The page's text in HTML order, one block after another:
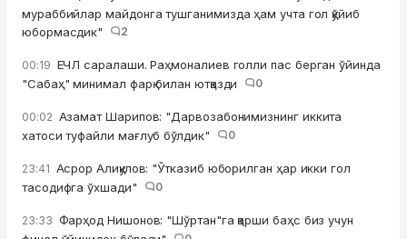
мураббийлар майдонга тушганимизда ҳам учта гол қўйиб
юбормасдик"
2
00:19 ЕЧЛ саралаши. Раҳмоналиев голли пас берган ўйинда
"Сабаҳ" минимал фарқ билан ютқазди
0
00:02 Азамат Шарипов: "Дарвозабонимизнинг иккита
хатоси туфайли мағлуб бўлдик"
0
23:41 Асрор Алиқулов: "Ўтказиб юборилган ҳар икки гол
тасодифга ўхшади"
0
23:33 Фарҳод Нишонов: "Шўртан"га қарши баҳс биз учун